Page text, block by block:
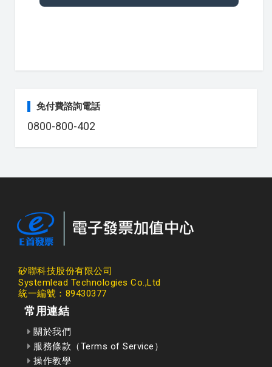
免付費諮詢電話
0800-800-402
矽聯科技股份有限公司
Systemlead Technologies Co.,Ltd
統一編號：89430377
常用連結
關於我們
服務條款（Terms of Service）
操作教學